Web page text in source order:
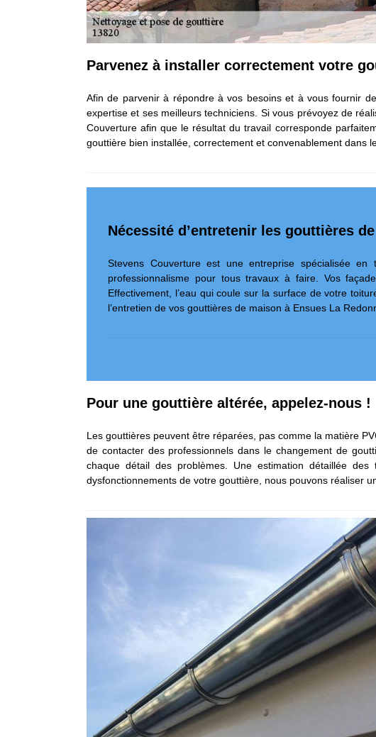
Parvenez à installer correctement votre
Afin de parvenir à répondre à vos besoins et à vous fournir
expertise et ses meilleurs techniciens. Si vous prévoyez de
Couverture afin que le résultat du travail corresponde
gouttière bien installée, correctement et convenablement dans
Nécessité d’entretenir les gouttières
Stevens Couverture est une entreprise spécialisée
professionnalisme pour tous travaux à faire. Vos
Effectivement, l’eau qui coule sur la surface de votre
l’entretien de vos gouttières de maison à Ensues La
Pour une gouttière altérée, appelez-nous !
Les gouttières peuvent être réparées, pas comme la matière
de contacter des professionnels dans le changement de
chaque détail des problèmes. Une estimation détaillée
dysfonctionnements de votre gouttière, nous pouvons réaliser